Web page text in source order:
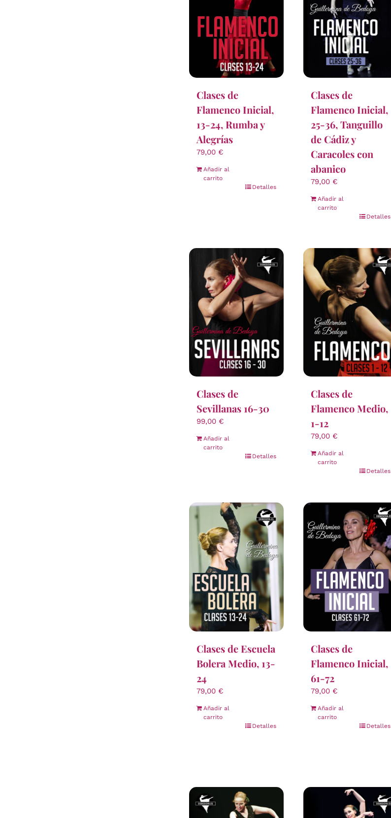
Clases de
Flamenco Inicial,
13-24, Rumba y
Alegrías
79,00 €
Añadir al
carrito
Detalles
Clases de
Flamenco Inicial,
25-36, Tanguillo
de Cádiz y
Caracoles con
abanico
79,00 €
Añadir al
carrito
Detalles
Clases de
Sevillanas 16-30
99,00 €
Añadir al
carrito
Detalles
Clases de
Flamenco Medio,
1-12
79,00 €
Añadir al
carrito
Detalles
Clases de Escuela
Bolera Medio, 13-
24
79,00 €
Añadir al
carrito
Detalles
Clases de
Flamenco Inicial,
61-72
79,00 €
Añadir al
carrito
Detalles